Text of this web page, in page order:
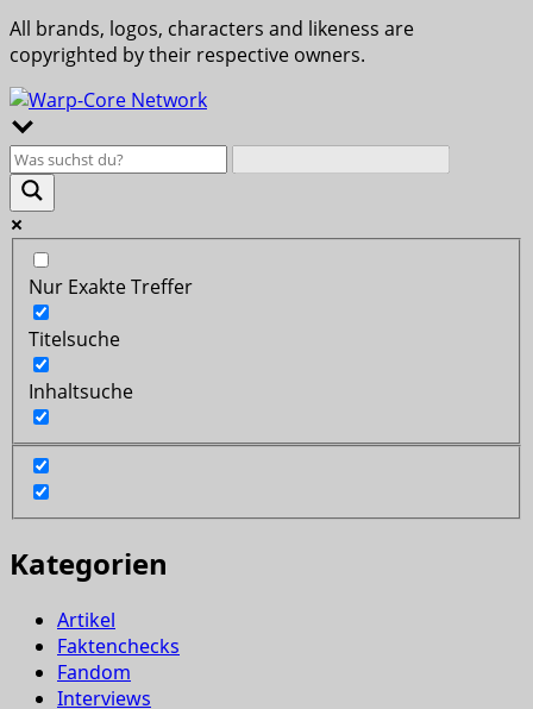
All brands, logos, characters and likeness are
copyrighted by their respective owners.
Nur Exakte Treffer
Titelsuche
Inhaltsuche
Kategorien
Artikel
Faktenchecks
Fandom
Interviews